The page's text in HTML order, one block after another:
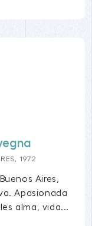
1972
Aires,
Apasionada
alma, vida...